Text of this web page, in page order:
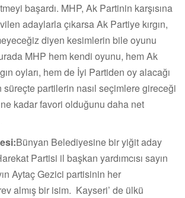
başardı. MHP, Ak Partinin karşısına
adaylarla çıkarsa Ak Partiye kırgın,
diyen kesimlerin bile oyunu
MHP hem kendi oyunu, hem Ak
oyları, hem de İyi Partiden oy alacağı
partilerin nasıl seçimlere gireceği
kadar favori olduğunu daha net
Bünyan Belediyesine bir yiğit aday
Partisi il başkan yardımcısı sayın
Aytaç Gezici partisinin her
almış bir isim. Kayseri’ de ülkü